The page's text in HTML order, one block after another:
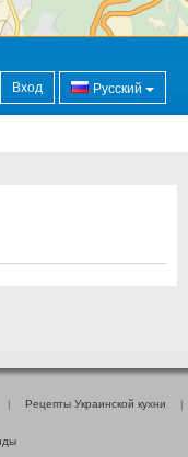
Вход Русский
| Рецепты Украинской кухни |